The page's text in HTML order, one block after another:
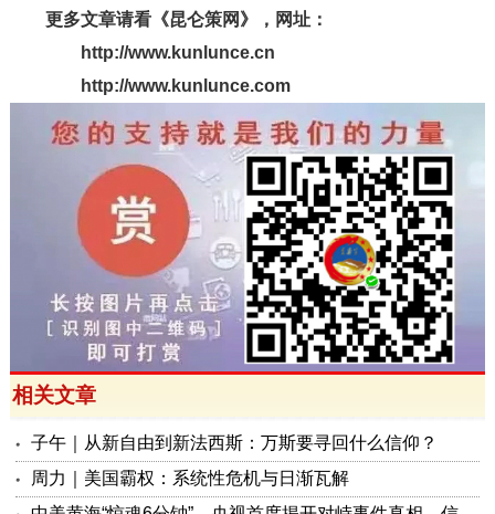
更多文章请看《昆仑策网》，网址：
http://www.kunlunce.cn
http://www.kunlunce.com
相关文章
子午｜从新自由到新法西斯：万斯要寻回什么信仰？
周力｜美国霸权：系统性危机与日渐瓦解